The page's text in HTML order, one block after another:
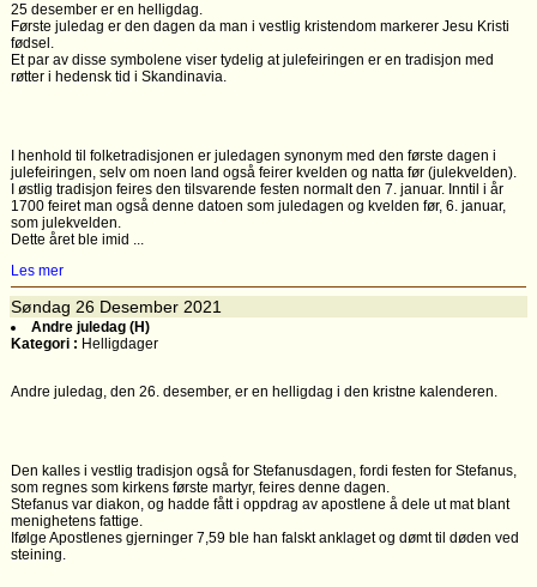
25 desember er en helligdag.
Første juledag er den dagen da man i vestlig kristendom markerer Jesu Kristi
fødsel.
Et par av disse symbolene viser tydelig at julefeiringen er en tradisjon med
røtter i hedensk tid i Skandinavia.
I henhold til folketradisjonen er juledagen synonym med den første dagen i
julefeiringen, selv om noen land også feirer kvelden og natta før (julekvelden).
I østlig tradisjon feires den tilsvarende festen normalt den 7. januar. Inntil i år
1700 feiret man også denne datoen som juledagen og kvelden før, 6. januar,
som julekvelden.
Dette året ble imid ...
Les mer
Søndag 26 Desember 2021
Andre juledag (H)
Kategori : Helligdager
Andre juledag, den 26. desember, er en helligdag i den kristne kalenderen.
Den kalles i vestlig tradisjon også for Stefanusdagen, fordi festen for Stefanus,
som regnes som kirkens første martyr, feires denne dagen.
Stefanus var diakon, og hadde fått i oppdrag av apostlene å dele ut mat blant
menighetens fattige.
Ifølge Apostlenes gjerninger 7,59 ble han falskt anklaget og dømt til døden ved
steining.